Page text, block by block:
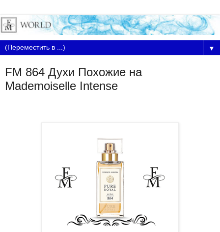
▼
FM 864 Духи Похожие на
Mademoiselle Intense